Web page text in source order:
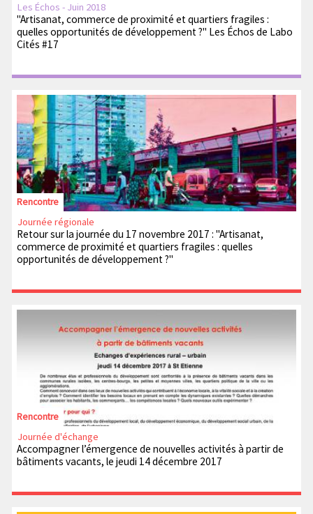
Les Échos - Juin 2018
"Artisanat, commerce de proximité et quartiers fragiles :
quelles opportunités de développement ?" Les Échos de Labo
Cités #17
Rencontre
Journée régionale
Retour sur la journée du 17 novembre 2017 : "Artisanat,
commerce de proximité et quartiers fragiles : quelles
opportunités de développement ?"
Rencontre
Journée d'échange
Accompagner l’émergence de nouvelles activités à partir de
bâtiments vacants, le jeudi 14 décembre 2017